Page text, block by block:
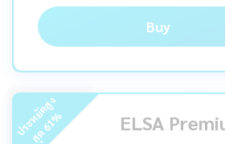
Buy
ป
ร
ะ
ห
ยั
ด
สู
ง
สุ
ด
61
% ELSA